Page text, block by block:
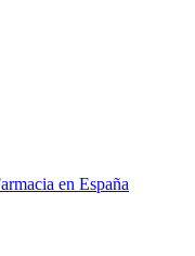
en España